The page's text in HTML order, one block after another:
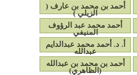
أحمد بن محمد بن عارف (
الزيلي )
أحمد محمد عبد الرؤوف
المنيفي
أ. د. أحمد محمد عبدالدايم
عبدالله
أحمد بن محمد بن عبدالله
(الظاهري)